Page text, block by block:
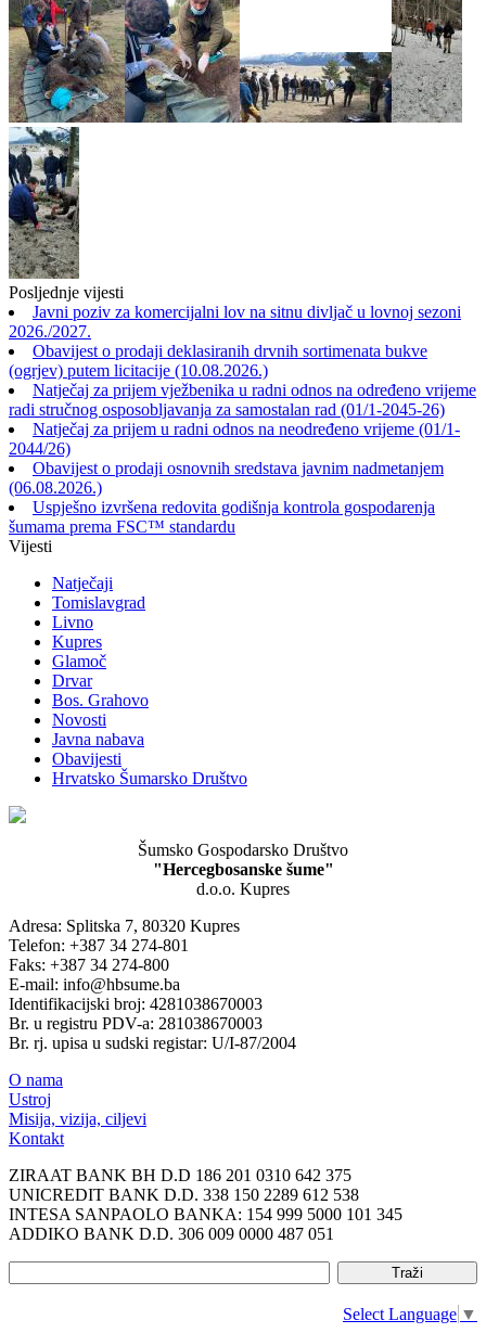
Posljednje vijesti
Javni poziv za komercijalni lov na sitnu divljač u lovnoj sezoni
2026./2027.
Obavijest o prodaji deklasiranih drvnih sortimenata bukve
(ogrjev) putem licitacije (10.08.2026.)
Natječaj za prijem vježbenika u radni odnos na određeno vrijeme
radi stručnog osposobljavanja za samostalan rad (01/1-2045-26)
Natječaj za prijem u radni odnos na neodređeno vrijeme (01/1-
2044/26)
Obavijest o prodaji osnovnih sredstava javnim nadmetanjem
(06.08.2026.)
Uspješno izvršena redovita godišnja kontrola gospodarenja
šumama prema FSC™ standardu
Vijesti
Natječaji
Tomislavgrad
Livno
Kupres
Glamoč
Drvar
Bos. Grahovo
Novosti
Javna nabava
Obavijesti
Hrvatsko Šumarsko Društvo
Šumsko Gospodarsko Društvo
"Hercegbosanske šume"
d.o.o. Kupres
Adresa: Splitska 7, 80320 Kupres
Telefon: +387 34 274-801
Faks: +387 34 274-800
E-mail: info@hbsume.ba
Identifikacijski broj: 4281038670003
Br. u registru PDV-a: 281038670003
Br. rj. upisa u sudski registar: U/I-87/2004
O nama
Ustroj
Misija, vizija, ciljevi
Kontakt
ZIRAAT BANK BH D.D 186 201 0310 642 375
UNICREDIT BANK D.D. 338 150 2289 612 538
INTESA SANPAOLO BANKA: 154 999 5000 101 345
ADDIKO BANK D.D. 306 009 0000 487 051
Select Language ▼